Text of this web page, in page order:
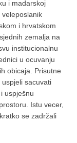
i madarskoj
i hrvatskom
zemalja na
institucionalnu
u ocuvanju
obicaja. Prisutne
sacuvati
uspješnu
Istu vecer,
se zadržali